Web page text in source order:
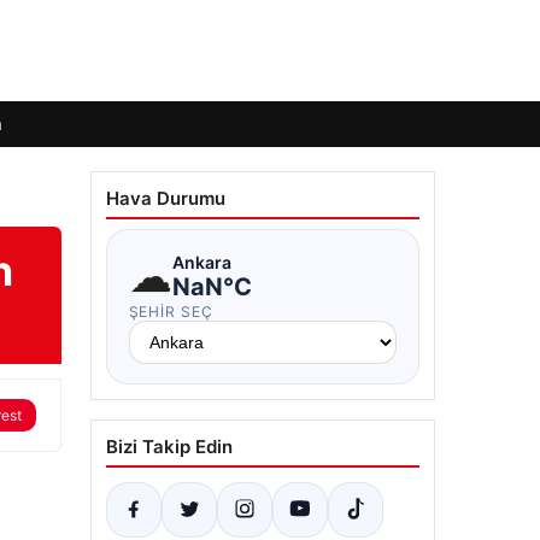
Hava Durumu
☁Ankara
NaN°C
ŞEHIR SEÇ
Bizi Takip Edin